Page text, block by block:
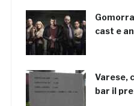
cast e
Varese,
bar il